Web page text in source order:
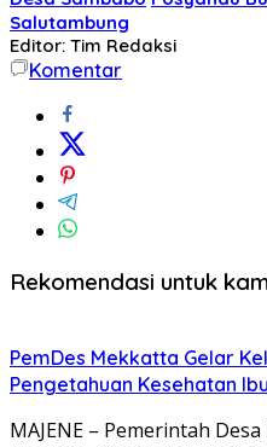
Salutambung
Editor: Tim Redaksi
Komentar
Rekomendasi untuk
PemDes Mekkatta Gelar
Pengetahuan Kesehatan
MAJENE – Pemerintah